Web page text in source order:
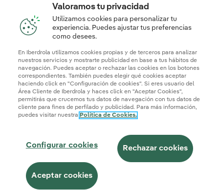
Nuestros certificados de confianza
Mapa webInformación legal y Política de cookies
Seguridad de la informaciónAccesibilidad
¿Cómo ser colaborador?
Transparencia IAIberdrola.com
© 2026 Iberdrola Clientes S.A.U.
Este sitio está protegido por reCAPTCHA.
Valoramos tu privacidad
Utilizamos cookies para personalizar tu
experiencia. Puedes ajustar tus preferencias
como desees.
En Iberdrola utilizamos cookies propias y de terceros para analizar
nuestros servicios y mostrarte publicidad en base a tus hábitos de
navegación. Puedes aceptar o rechazar las cookies en los botones
correspondientes. También puedes elegir qué cookies aceptar
haciendo click en "Configuración de cookies". Si eres usuario del
Área Cliente de Iberdrola y haces click en "Aceptar Cookies",
permitirás que crucemos tus datos de navegación con tus datos de
cliente para fines de perfilado y publicidad. Para más información,
puedes visitar nuestra Política de Cookies.
Configurar cookies Rechazar cookies
Aceptar cookies